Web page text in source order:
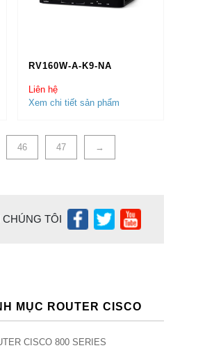
Firewall Cisco,Wifi
Sài Gòn (TP Hồ Chí Minh).
sử dụng sản phẩm chính
RV160W-A-K9-NA
Liên hệ
Xem chi tiết sản phẩm
46 47 →
TÔI
MỤC ROUTER CISCO
CISCO 800 SERIES